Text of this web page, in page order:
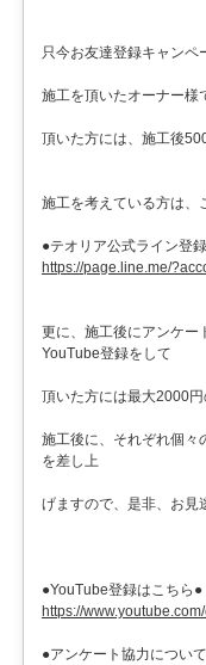
只今お友達登録キャンペ
施工を頂いたオーナー様
頂いた方には、施工後
施工を考えている方は、
●テオリア公式ライン登
https://page.line.me/
更に、施工後にアンケー
YouTube登録をして
頂いた方には最大2000
施工後に、それぞれ個々
を差し上
げますので、是非、お見
●YouTube登録はこちら●
https://
●アンケート協力につい